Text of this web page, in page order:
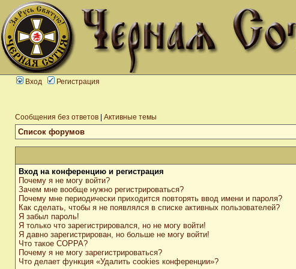
Вход Регистрация
Сообщения без ответов Активные темы
Список форумов
Вход на конференцию и регистрация
Почему я не могу войти?
Зачем мне вообще нужно регистрироваться?
Почему мне периодически приходится повторять ввод имени и пароля?
Как сделать, чтобы я не появлялся в списке активных пользователей?
Я забыл пароль!
Я только что зарегистрировался, но не могу войти!
Я давно зарегистрирован, но больше не могу войти!
Что такое COPPA?
Почему я не могу зарегистрироваться?
Что делает функция «Удалить cookies конференции»?